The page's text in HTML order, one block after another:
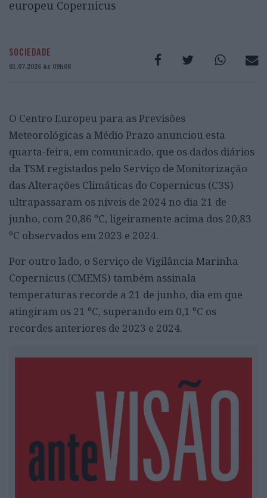
europeu Copernicus
SOCIEDADE
01.07.2026 às 09h08
O Centro Europeu para as Previsões
Meteorológicas a Médio Prazo anunciou esta
quarta-feira, em comunicado, que os dados diários
da TSM registados pelo Serviço de Monitorização
das Alterações Climáticas do Copernicus (C3S)
ultrapassaram os níveis de 2024 no dia 21 de
junho, com 20,86 ºC, ligeiramente acima dos 20,83
ºC observados em 2023 e 2024.
Por outro lado, o Serviço de Vigilância Marinha
Copernicus (CMEMS) também assinala
temperaturas recorde a 21 de junho, dia em que
atingiram os 21 ºC, superando em 0,1 ºC os
recordes anteriores de 2023 e 2024.